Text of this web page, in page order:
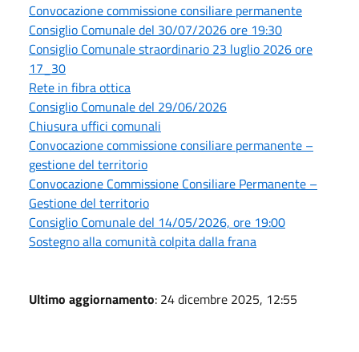
Convocazione commissione consiliare permanente
Consiglio Comunale del 30/07/2026 ore 19:30
Consiglio Comunale straordinario 23 luglio 2026 ore
17_30
Rete in fibra ottica
Consiglio Comunale del 29/06/2026
Chiusura uffici comunali
Convocazione commissione consiliare permanente –
gestione del territorio
Convocazione Commissione Consiliare Permanente –
Gestione del territorio
Consiglio Comunale del 14/05/2026, ore 19:00
Sostegno alla comunità colpita dalla frana
Ultimo aggiornamento: 24 dicembre 2025, 12:55